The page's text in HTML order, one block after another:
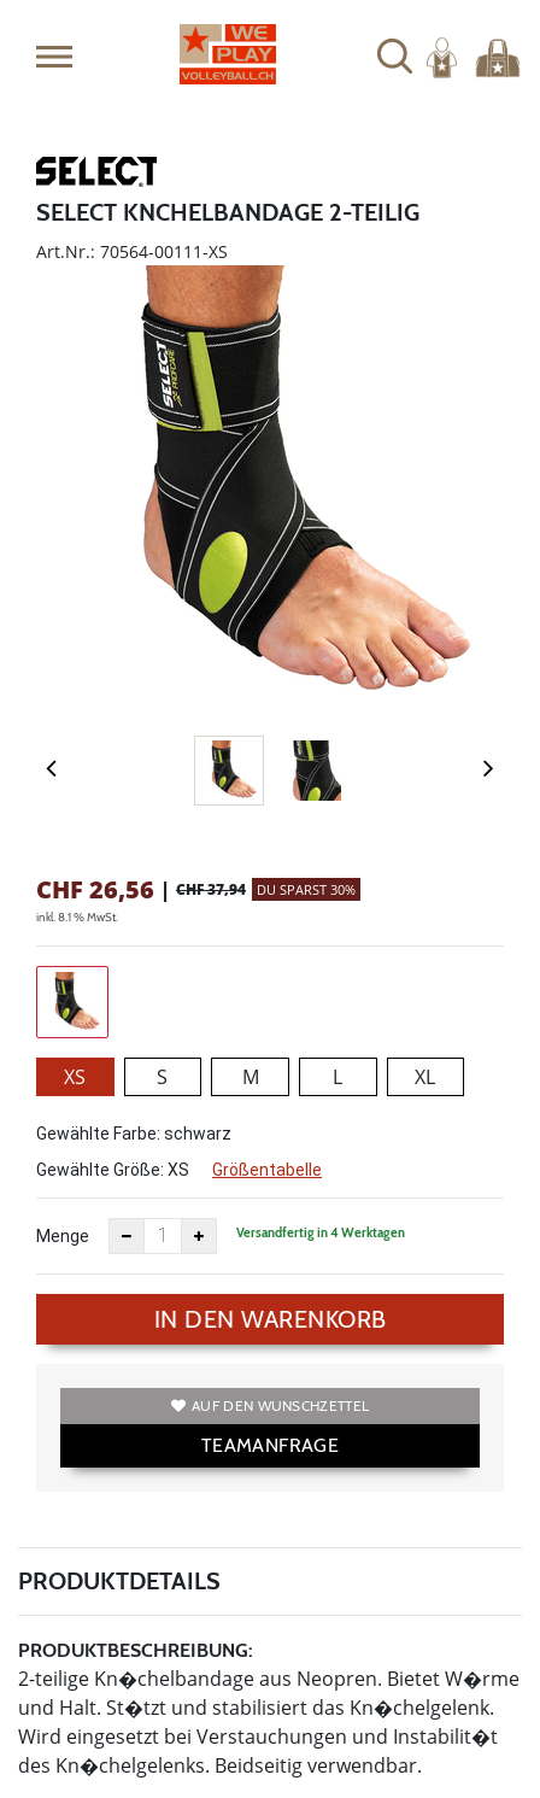
SELECT KNCHELBANDAGE 2-TEILIG
Art.Nr.: 70564-00111-XS
CHF 26,56 | CHF 37,94 DU SPARST 30%
inkl. 8.1 % MwSt.
XS S M L XL
Gewählte Farbe: schwarz
Gewählte Größe: XS Größentabelle
Menge Versandfertig in 4 Werktagen
IN DEN WARENKORB
AUF DEN WUNSCHZETTEL
TEAMANFRAGE
PRODUKTDETAILS
PRODUKTBESCHREIBUNG:
2-teilige Kn�chelbandage aus Neopren. Bietet W�rme
und Halt. St�tzt und stabilisiert das Kn�chelgelenk.
Wird eingesetzt bei Verstauchungen und Instabilit�t
des Kn�chelgelenks. Beidseitig verwendbar.